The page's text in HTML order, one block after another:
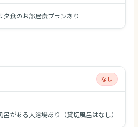
食のお部屋食プランあり
なし
がある大浴場あり（貸切風呂はなし）